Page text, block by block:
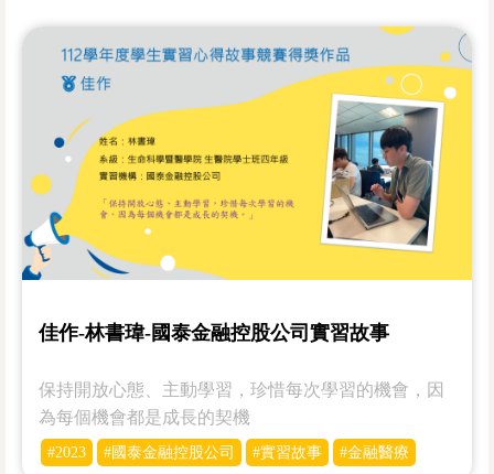
佳作-林書瑋-國泰金融控股公司實習故事
保持開放心態、主動學習，珍惜每次學習的機會，因
為每個機會都是成長的契機
#2023 #國泰金融控股公司 #實習故事 #金融醫療